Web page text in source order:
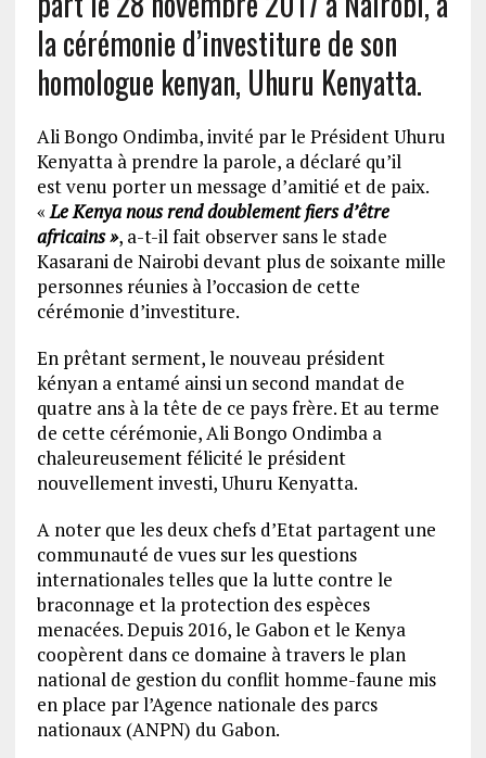
la cérémonie d’investiture de son
homologue kenyan, Uhuru Kenyatta.
Ali Bongo Ondimba, invité par le Président Uhuru
Kenyatta à prendre la parole, a déclaré qu’il
est venu porter un message d’amitié et de paix.
«Le Kenya nous rend doublement fiers d’être
africains », a-t-il fait observer sans le stade
Kasarani de Nairobi devant plus de soixante mille
personnes réunies à l’occasion de cette
cérémonie d’investiture.
En prêtant serment, le nouveau président
kényan a entamé ainsi un second mandat de
quatre ans à la tête de ce pays frère. Et au terme
de cette cérémonie, Ali Bongo Ondimba a
chaleureusement félicité le président
nouvellement investi, Uhuru Kenyatta.
A noter que les deux chefs d’Etat partagent une
communauté de vues sur les questions
internationales telles que la lutte contre le
braconnage et la protection des espèces
menacées. Depuis 2016, le Gabon et le Kenya
coopèrent dans ce domaine à travers le plan
national de gestion du conflit homme-faune mis
en place par l’Agence nationale des parcs
nationaux (ANPN) du Gabon.